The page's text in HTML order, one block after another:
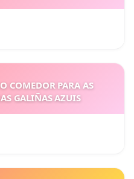
COMEDOR PARA AS
GALIÑAS AZUIS